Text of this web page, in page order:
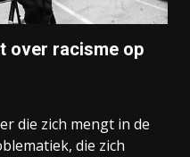
over racisme op
die zich mengt in de
die zich